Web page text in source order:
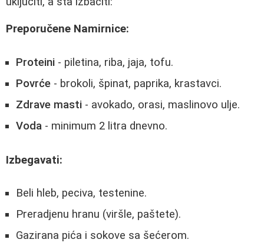
Preporučene Namirnice:
Proteini - piletina, riba, jaja, tofu.
Povrće - brokoli, špinat, paprika, krastavci.
Zdrave masti - avokado, orasi, maslinovo ulje.
Voda - minimum 2 litra dnevno.
Izbegavati:
Beli hleb, peciva, testenine.
Preradjenu hranu (viršle, paštete).
Gazirana pića i sokove sa šećerom.